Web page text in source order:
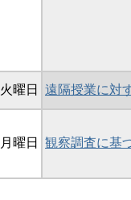
曜日 遠隔授業に対
曜日 観察調査に基